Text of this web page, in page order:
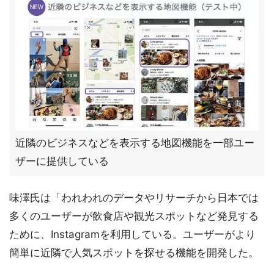
近隣のビジネスなどを表示する地図機能を一部ユー
ザーに提供している
味澤氏は「われわれのデータやリサーチから日本では
多くのユーザーが飲食店や観光スポットなど発見する
ために、Instagramを利用している。ユーザーがより
簡単に近隣で人気スポットを探せる機能を開発した。